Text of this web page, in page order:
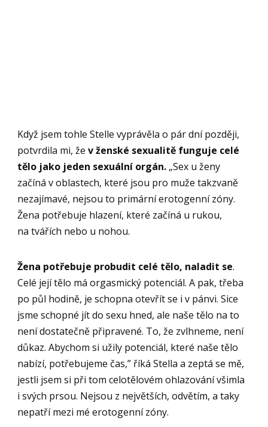
Když jsem tohle Stelle vyprávěla o pár dní později,
potvrdila mi, žev ženské sexualitě funguje celé
tělo jako jeden sexuální orgán. „Sex u ženy
začíná v oblastech, které jsou pro muže takzvaně
nezajímavé, nejsou to primární erotogenní zóny.
Žena potřebuje hlazení, které začíná u rukou,
na tvářích nebo u nohou.
Žena potřebuje probudit celé tělo, naladit se.
Celé její tělo má orgasmický potenciál. A pak, třeba
po půl hodině, je schopna otevřít se i v pánvi. Sice
jsme schopné jít do sexu hned, ale naše tělo na to
není dostatečně připravené. To, že zvlhneme, není
důkaz. Abychom si užily potenciál, které naše tělo
nabízí, potřebujeme čas,” říká Stella a zeptá se mě,
jestli jsem si při tom celotělovém ohlazování všimla
i svých prsou. Nejsou z největších, odvětím, a taky
nepatří mezi mé erotogenní zóny.